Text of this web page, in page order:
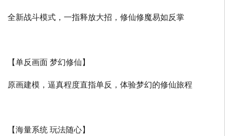
全新战斗模式，一指释放大招，修仙修魔易如反掌
【单反画面 梦幻修仙】
原画建模，逼真程度直指单反，体验梦幻的修仙旅程
【海量系统 玩法随心】